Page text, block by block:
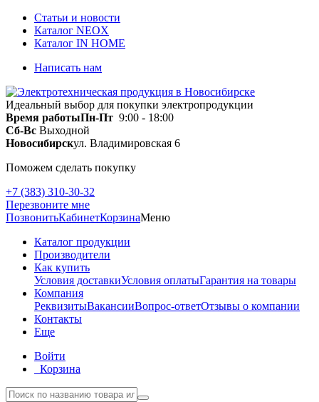
Статьи и новости
Каталог NEOX
Каталог IN HOME
Написать нам
Идеальный выбор для покупки электропродукции
Время работыПн-Пт 9:00 - 18:00
Сб-Вс Выходной
Новосибирскул. Владимировская 6
Поможем сделать покупку
+7 (383) 310-30-32
Перезвоните мне
ПозвонитьКабинетКорзинаМеню
Каталог продукции
Производители
Как купить
Условия доставкиУсловия оплатыГарантия на товары
Компания
РеквизитыВакансииВопрос-ответОтзывы о компании
Контакты
Еще
Войти
Корзина